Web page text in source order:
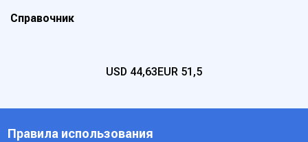
Справочник
USD 44,63EUR 51,5
Правила использования